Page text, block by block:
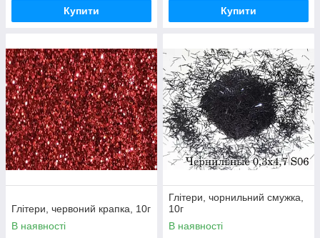
Купити Купити
Глітери, червоний крапка, 10г
В наявності
Глітери, чорнильний смужка,
10г
В наявності